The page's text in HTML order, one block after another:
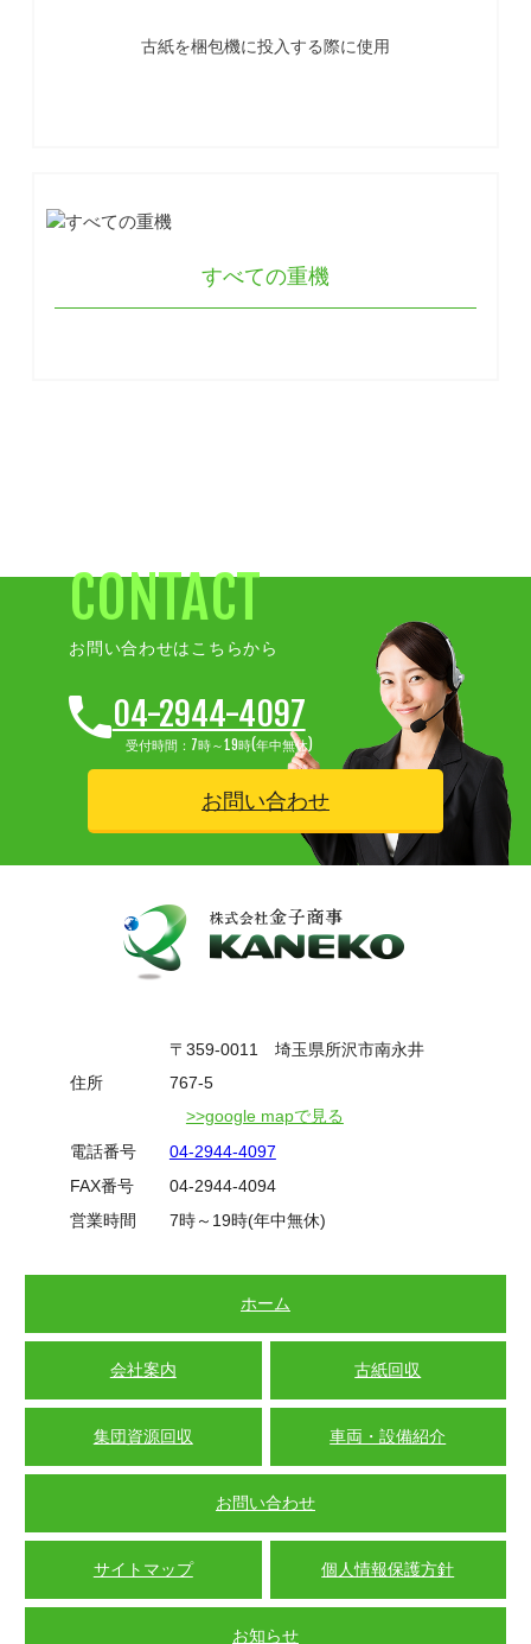
古紙を梱包機に投入する際に使用
すべての重機
CONTACT
お問い合わせはこちらから
04-2944-4097
受付時間：7時～19時(年中無休)
お問い合わせ
住所
〒359-0011 埼玉県所沢市南永井
767-5
>>google mapで見る
電話番号
04-2944-4097
FAX番号
04-2944-4094
営業時間
7時～19時(年中無休)
ホーム
会社案内 古紙回収
集団資源回収 車両・設備紹介
お問い合わせ
サイトマップ 個人情報保護方針
お知らせ